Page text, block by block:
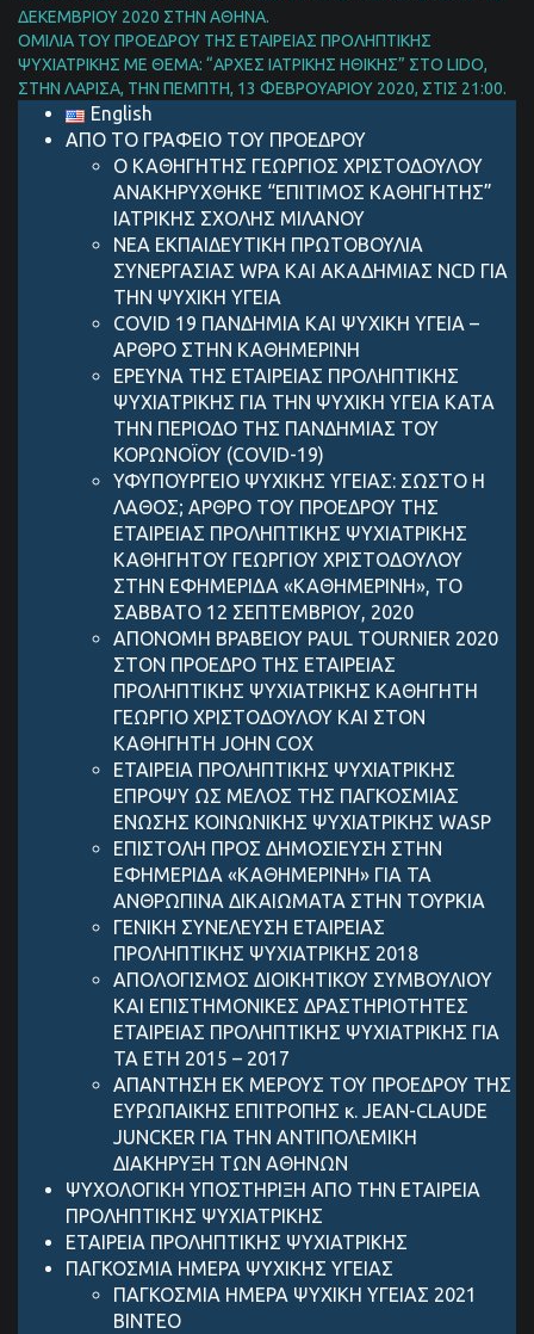
ΔΕΚΕΜΒΡΙΟΥ 2020 ΣΤΗΝ ΑΘΗΝΑ.
ΟΜΙΛΙΑ ΤΟΥ ΠΡΟΕΔΡΟΥ ΤΗΣ ΕΤΑΙΡΕΙΑΣ ΠΡΟΛΗΠΤΙΚΗΣ
ΨΥΧΙΑΤΡΙΚΗΣ ΜΕ ΘΕΜΑ: “ΑΡΧΕΣ ΙΑΤΡΙΚΗΣ ΗΘΙΚΗΣ” ΣΤΟ LIDO,
ΣΤΗΝ ΛΑΡΙΣΑ, ΤΗΝ ΠΕΜΠΤΗ, 13 ΦΕΒΡΟΥΑΡΙΟΥ 2020, ΣΤΙΣ 21:00.
English
ΑΠΟ ΤΟ ΓΡΑΦΕΙΟ ΤΟΥ ΠΡΟΕΔΡΟΥ
Ο ΚΑΘΗΓΗΤΗΣ ΓΕΩΡΓΙΟΣ ΧΡΙΣΤΟΔΟΥΛΟΥ
ΑΝΑΚΗΡΥΧΘΗΚΕ “ΕΠΙΤΙΜΟΣ ΚΑΘΗΓΗΤΗΣ”
ΙΑΤΡΙΚΗΣ ΣΧΟΛΗΣ ΜΙΛΑΝΟΥ
ΝΕΑ ΕΚΠΑΙΔΕΥΤΙΚΗ ΠΡΩΤΟΒΟΥΛΙΑ
ΣΥΝΕΡΓΑΣΙΑΣ WPA ΚΑΙ ΑΚΑΔΗΜΙΑΣ NCD ΓΙΑ
ΤΗΝ ΨΥΧΙΚΗ ΥΓΕΙΑ
COVID 19 ΠΑΝΔΗΜIΑ ΚΑΙ ΨΥΧΙΚH ΥΓΕIΑ –
AΡΘΡΟ ΣΤΗΝ ΚΑΘΗΜΕΡΙΝH
ΕΡΕΥΝΑ ΤΗΣ ΕΤΑΙΡΕΙΑΣ ΠΡΟΛΗΠΤΙΚΗΣ
ΨΥΧΙΑΤΡΙΚΗΣ ΓΙΑ ΤΗΝ ΨΥΧΙΚΗ ΥΓΕΙΑ ΚΑΤΑ
ΤΗΝ ΠΕΡΙΟΔΟ ΤΗΣ ΠΑΝΔΗΜΙΑΣ ΤΟΥ
ΚΟΡΩΝΟΪΟΥ (COVID-19)
ΥΦΥΠΟΥΡΓΕΙΟ ΨΥΧΙΚΗΣ ΥΓΕΙΑΣ: ΣΩΣΤΟ Η
ΛΑΘΟΣ; ΑΡΘΡΟ ΤΟΥ ΠΡΟΕΔΡΟΥ ΤΗΣ
ΕΤΑΙΡΕΙΑΣ ΠΡΟΛΗΠΤΙΚΗΣ ΨΥΧΙΑΤΡΙΚΗΣ
ΚΑΘΗΓΗΤΟΥ ΓΕΩΡΓΙΟΥ ΧΡΙΣΤΟΔΟΥΛΟΥ
ΣΤΗΝ ΕΦΗΜΕΡΙΔΑ «ΚΑΘΗΜΕΡΙΝΗ», ΤΟ
ΣΑΒΒΑΤΟ 12 ΣΕΠΤΕΜΒΡΙΟΥ, 2020
ΑΠΟΝΟΜΗ ΒΡΑΒΕΙΟΥ PAUL TOURNIER 2020
ΣΤΟΝ ΠΡΟΕΔΡΟ ΤΗΣ ΕΤΑΙΡΕΙΑΣ
ΠΡΟΛΗΠΤΙΚΗΣ ΨΥΧΙΑΤΡΙΚΗΣ ΚΑΘΗΓΗΤΗ
ΓΕΩΡΓΙΟ ΧΡΙΣΤΟΔΟΥΛΟΥ ΚΑΙ ΣΤΟΝ
ΚΑΘΗΓΗΤΗ JOHN COX
ΕΤΑΙΡΕΙΑ ΠΡΟΛΗΠΤΙΚΗΣ ΨΥΧΙΑΤΡΙΚΗΣ
ΕΠΡΟΨΥ ΩΣ ΜΕΛΟΣ ΤΗΣ ΠΑΓΚΟΣΜΙΑΣ
ΕΝΩΣΗΣ ΚΟΙΝΩΝΙΚΗΣ ΨΥΧΙΑΤΡΙΚΗΣ WASP
ΕΠΙΣΤΟΛΗ ΠΡΟΣ ΔΗΜΟΣΙΕΥΣΗ ΣΤΗΝ
ΕΦΗΜΕΡΙΔΑ «ΚΑΘΗΜΕΡΙΝΗ» ΓΙΑ ΤΑ
ΑΝΘΡΩΠΙΝΑ ΔΙΚΑΙΩΜΑΤΑ ΣΤΗΝ ΤΟΥΡΚΙΑ
ΓΕΝΙΚΗ ΣΥΝΕΛΕΥΣΗ ΕΤΑΙΡΕΙΑΣ
ΠΡΟΛΗΠΤΙΚΗΣ ΨΥΧΙΑΤΡΙΚΗΣ 2018
ΑΠΟΛΟΓΙΣΜΟΣ ΔΙΟΙΚΗΤΙΚΟΥ ΣΥΜΒΟΥΛΙΟY
KAI ΕΠΙΣΤΗΜΟΝΙΚΕΣ ΔΡΑΣΤΗΡΙΟΤΗΤΕΣ
ΕΤΑΙΡΕΙΑΣ ΠΡΟΛΗΠΤΙΚΗΣ ΨΥΧΙΑΤΡΙΚΗΣ ΓΙΑ
ΤΑ ΕΤΗ 2015 – 2017
ΑΠΑΝΤΗΣΗ ΕΚ ΜΕΡΟΥΣ ΤΟΥ ΠΡΟΕΔΡΟΥ ΤΗΣ
ΕΥΡΩΠΑΙΚΗΣ ΕΠΙΤΡΟΠΗΣ κ. JEAN-CLAUDE
JUNCKER ΓΙΑ ΤΗΝ ΑΝΤΙΠΟΛΕΜΙΚΗ
ΔΙΑΚΗΡΥΞΗ ΤΩΝ ΑΘΗΝΩΝ
ΨΥΧΟΛΟΓΙΚΗ ΥΠΟΣΤΗΡΙΞΗ ΑΠΟ ΤΗΝ ΕΤΑΙΡΕΙΑ
ΠΡΟΛΗΠΤΙΚΗΣ ΨΥΧΙΑΤΡΙΚΗΣ
ΕΤΑΙΡΕΙΑ ΠΡΟΛΗΠΤΙΚΗΣ ΨΥΧΙΑΤΡΙΚΗΣ
ΠΑΓΚΟΣΜΙΑ ΗΜΕΡΑ ΨΥΧΙΚΗΣ ΥΓΕΙΑΣ
ΠΑΓΚΟΣΜΙΑ ΗΜΕΡΑ ΨΥΧΙΚΗ ΥΓΕΙΑΣ 2021
ΒΙΝΤΕΟ